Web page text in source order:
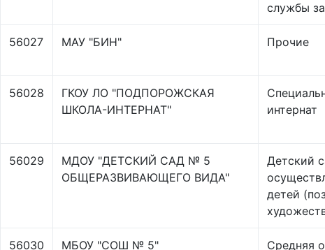
службы
56027 МАУ "БИН" Прочие
56028
ГКОУ ЛО "ПОДПОРОЖСКАЯ
ШКОЛА-ИНТЕРНАТ"
интернат
56029
МДОУ "ДЕТСКИЙ САД № 5
ОБЩЕРАЗВИВАЮЩЕГО ВИДА"
Детский
детей
56030 МБОУ "СОШ № 5" Средняя